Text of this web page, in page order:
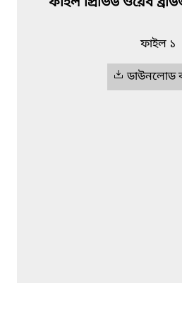
ফাইল ১
ডাউনলোড